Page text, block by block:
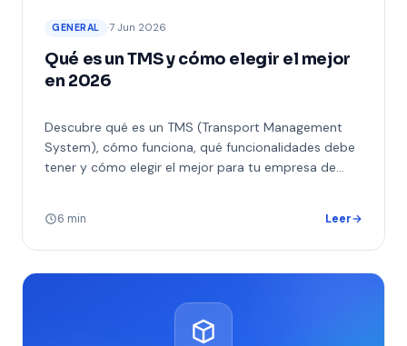
GENERAL ·7 Jun 2026
Qué es un TMS y cómo elegir el mejor
en 2026
Descubre qué es un TMS (Transport Management
System), cómo funciona, qué funcionalidades debe
tener y cómo elegir el mejor para tu empresa de
6 min Leer→